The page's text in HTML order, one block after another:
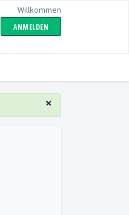
Willkommen
ANMELDEN
×